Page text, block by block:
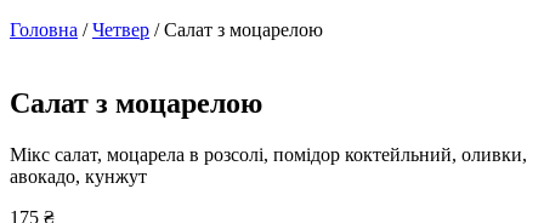
Головна /Четвер / Салат з моцарелою
Салат з моцарелою
Мікс салат, моцарела в розсолі, помідор коктейльний, оливки,
авокадо, кунжут
175 ₴